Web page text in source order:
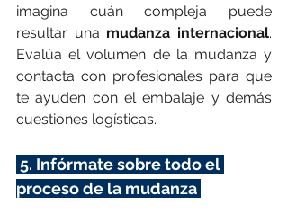
imagina cuán compleja puede
resultar una mudanza internacional.
Evalúa el volumen de la mudanza y
contacta con profesionales para que
te ayuden con el embalaje y demás
cuestiones logísticas.
proceso de la mudanza